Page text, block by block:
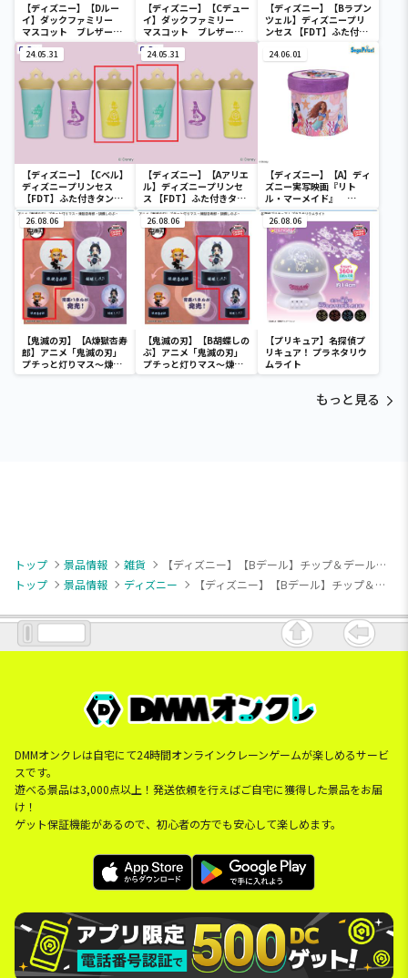
【ディズニー】【Dルー
イ】ダックファミリー
マスコット ブレザーコ
スチューム
【ディズニー】【Cデュー
イ】ダックファミリー
マスコット ブレザーコ
スチューム
【ディズニー】【Bラプン
ツェル】ディズニープリ
ンセス 【FDT】ふた付き
24.05.31
【ディズニー】【Cベル】
ディズニープリンセス
【FDT】ふた付きタンブ
ラー
24.05.31
【ディズニー】【Aアリエ
ル】ディズニープリンセ
ス 【FDT】ふた付きタン
ブラー
24.06.01
【ディズニー】【A】ディ
ズニー実写映画『リト
ル・マーメイド』
[PtZ]折り畳みボックス
チェアー
26.08.06
【鬼滅の刃】【A煉獄杏寿
郎】アニメ「鬼滅の刃」
プチっと灯りマス～煉獄
杏寿郎・胡蝶しのぶ～
26.08.06
【鬼滅の刃】【B胡蝶しの
ぶ】アニメ「鬼滅の刃」
プチっと灯りマス～煉獄
杏寿郎・胡蝶しのぶ～
26.08.06
【プリキュア】名探偵プ
リキュア！ プラネタリウ
ムライト
もっと見る
トップ 景品情報 雑貨
【ディズニー】【Bデール】チップ＆デール＆クラリス クリア窓付ポーチ ～Fluffy Cuties～（EX）
トップ
景品情報 ディズニー 【ディズニー】【Bデール】チップ＆デール＆クラリス クリア窓付ポーチ ～Fluffy Cuties～（EX）
DMMオンクレは自宅にて24時間オンラインクレーンゲームが楽しめるサービ
スです。
遊べる景品は3,000点以上！発送依頼を行えばご自宅に獲得した景品をお届
け！
ゲット保証機能があるので、初心者の方でも安心して楽しめます。